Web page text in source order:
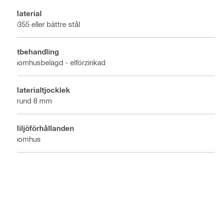
Material
Q355 eller bättre stål
Ytbehandling
Inomhusbelagd - elförzinkad
Materialtjocklek
grund 8 mm
Miljöförhållanden
Inomhus